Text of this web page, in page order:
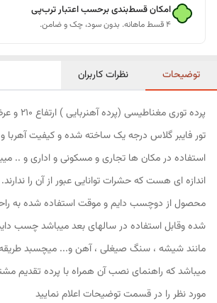
امکان قسط‌بندی برحسب اعتبار ترب‌پی
۴ قسط ماهانه. بدون سود، چک و ضامن.
توضیحات نظرات کاربران
تور فایبر گلاس درجه یک ساخته شده و کیفیت آهربا و
استفاده در مکان ها تجاری و مسکونی و اداری و ..
اندازه ای هست که حشرات توانایی عبور از آن را
محصول از دوچسب دایم و موقت استفاده شده به
شده وقابل استفاده در سالهای بعد میباشد چسب
مانند شیشه ، سنگ صیغلی ، آهن و... میچسبد
میباشد که راهنمای نصب آن همراه با پرده تقدیم
مورد نظر را در قسمت توضیحات اعلام نمایید